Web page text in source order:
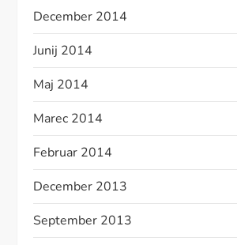
December 2014
Junij 2014
Maj 2014
Marec 2014
Februar 2014
December 2013
September 2013